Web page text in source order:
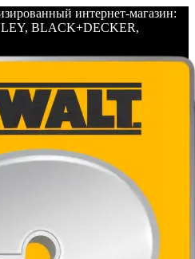
интернет-магазин:
BLACK+DECKER,